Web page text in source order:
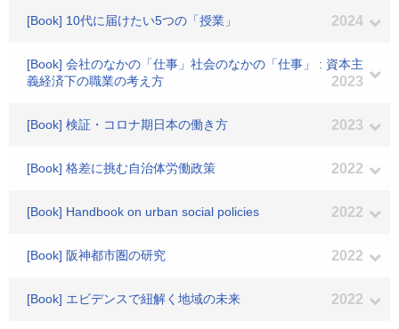
[Book] 10代に届けたい5つの「授業」 2024
[Book] 会社のなかの「仕事」社会のなかの「仕事」 : 資本主
義経済下の職業の考え方
2023
[Book] 検証・コロナ期日本の働き方 2023
[Book] 格差に挑む自治体労働政策 2022
[Book] Handbook on urban social policies 2022
[Book] 阪神都市圏の研究 2022
[Book] エビデンスで紐解く地域の未来 2022